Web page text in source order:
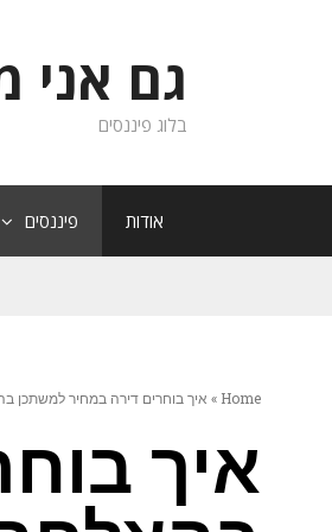
גם אני
בלוג פיננסים
אודות פיננסים
Home
» איך בוחרים דירה במחיר למשתכן
איך